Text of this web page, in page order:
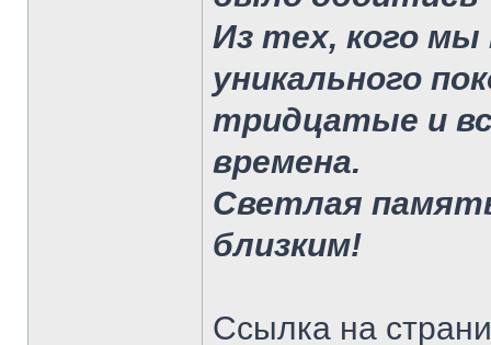
Из тех, кого
уникального
тридцатые и
времена.
Светлая
близким!
Ссылка на